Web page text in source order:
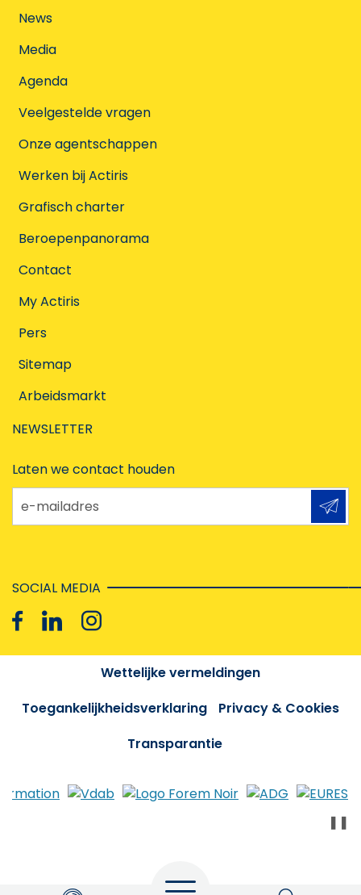
News
Media
Agenda
Veelgestelde vragen
Onze agentschappen
Werken bij Actiris
Grafisch charter
Beroepenpanorama
Contact
My Actiris
Pers
Sitemap
Arbeidsmarkt
NEWSLETTER
Laten we contact houden
e-mailadres
SOCIAL MEDIA
Wettelijke vermeldingen
Toegankelijkheidsverklaring
Privacy & Cookies
Transparantie
❚❚